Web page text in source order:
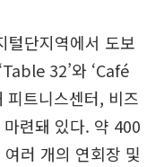
털단지역에서 도보
32’와 ‘Café
피트니스센터, 비즈
련돼 있다. 약 400
러 개의 연회장 및